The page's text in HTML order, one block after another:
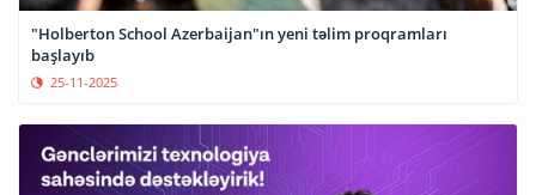
"Holberton School Azerbaijan"ın yeni təlim proqramları
başlayıb
25-11-2025